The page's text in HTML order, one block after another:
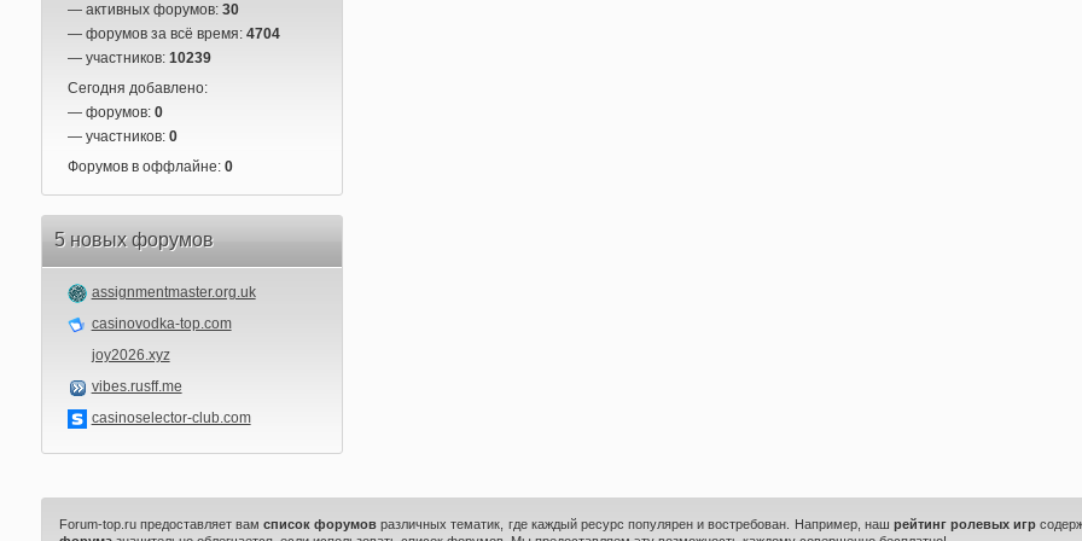
— активных форумов: 30
— форумов за всё время: 4704
— участников: 10239
Сегодня добавлено:
— форумов: 0
— участников: 0
Форумов в оффлайне: 0
5 новых форумов
assignmentmaster.org.uk
casinovodka-top.com
joy2026.xyz
vibes.rusff.me
casinoselector-club.com
Forum-top.ru предоставляет вамсписок форумов различных тематик, где каждый ресурс популярен и востребован. Например, наш рейтинг ролевых игр